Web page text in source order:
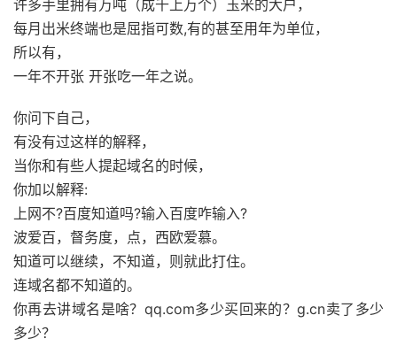
许多手里拥有万吨（成千上万个）玉米的大户，
每月出米终端也是屈指可数,有的甚至用年为单位，
所以有，
一年不开张 开张吃一年之说。
你问下自己，
有没有过这样的解释，
当你和有些人提起域名的时候，
你加以解释:
上网不?百度知道吗?输入百度咋输入?
波爱百，督务度，点，西欧爱慕。
知道可以继续，不知道，则就此打住。
连域名都不知道的。
你再去讲域名是啥？qq.com多少买回来的？g.cn卖了多少
多少？